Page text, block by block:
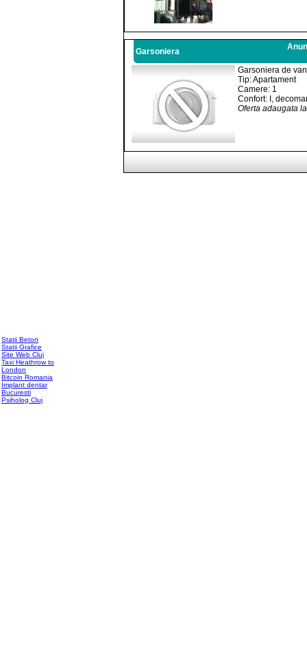
Garsoniera
Garsoniera de
Tip: Apartament
Camere: 1
Confort: I,
Oferta adaugata
Statii Beton
Statii Grafice
Site Web Cluj
Taxi Heathrow to
London
Bitcoin Romania
Implant dentar
Bucuresti
Psiholog Cluj